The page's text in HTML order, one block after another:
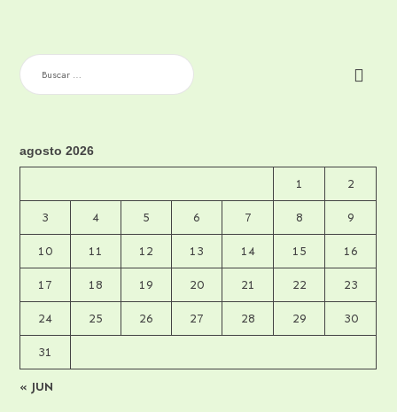
BUSCAR:
agosto 2026
1 2
3 4 5 6 7 8 9
10 11 12 13 14 15 16
17 18 19 20 21 22 23
24 25 26 27 28 29 30
31
« JUN